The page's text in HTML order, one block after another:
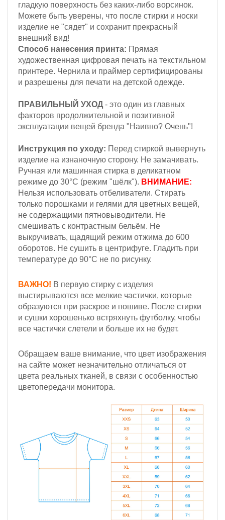
гладкую поверхность без каких-либо ворсинок.
Можете быть уверены, что после стирки и носки
изделие не "сядет" и сохранит прекрасный
внешний вид!
Способ нанесения принта: Прямая
художественная цифровая печать на текстильном
принтере. Чернила и праймер сертифицированы
и разрешены для печати на детской одежде.
ПРАВИЛЬНЫЙ УХОД - это один из главных
факторов продолжительной и позитивной
эксплуатации вещей бренда "Наивно? Очень"!
Инструкция по уходу: Перед стиркой вывернуть
изделие на изнаночную сторону. Не замачивать.
Ручная или машинная стирка в деликатном
режиме до 30°С (режим "шёлк"). ВНИМАНИЕ:
Нельзя использовать отбеливатели. Стирать
только порошками и гелями для цветных вещей,
не содержащими пятновыводители. Не
смешивать с контрастным бельём. Не
выкручивать, щадящий режим отжима до 600
оборотов. Не сушить в центрифуге. Гладить при
температуре до 90°С не по рисунку.
ВАЖНО! В первую стирку с изделия
выстирываются все мелкие частички, которые
образуются при раскрое и пошиве. После стирки
и сушки хорошенько встряхнуть футболку, чтобы
все частички слетели и больше их не будет.
Обращаем ваше внимание, что цвет изображения
на сайте может незначительно отличаться от
цвета реальных тканей, в связи с особенностью
цветопередачи монитора.